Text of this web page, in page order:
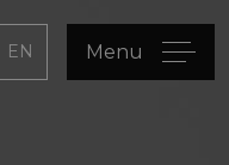
Menu
EN